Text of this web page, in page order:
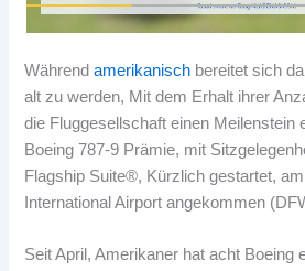
Währendamerikanisch bereitet sich
alt zu werden, Mit dem Erhalt ihrer
die Fluggesellschaft einen Meilenstein
Boeing 787-9 Prämie, mit
Flagship Suite®, Kürzlich gestartet,
International Airport angekommen
Seit April, Amerikaner hat acht Boeing